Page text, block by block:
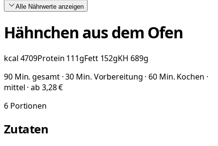
Alle Nährwerte anzeigen
Hähnchen aus dem Ofen
kcal 4709Protein 111gFett 152gKH 689g
90 Min. gesamt · 30 Min. Vorbereitung · 60 Min. Kochen ·
mittel · ab 3,28 €
6 Portionen
Zutaten